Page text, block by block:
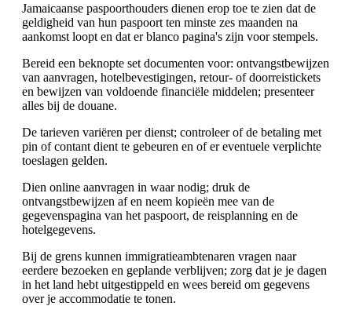
Jamaicaanse paspoorthouders dienen erop toe te zien dat de
geldigheid van hun paspoort ten minste zes maanden na
aankomst loopt en dat er blanco pagina's zijn voor stempels.
Bereid een beknopte set documenten voor: ontvangstbewijzen
van aanvragen, hotelbevestigingen, retour- of doorreistickets
en bewijzen van voldoende financiële middelen; presenteer
alles bij de douane.
De tarieven variëren per dienst; controleer of de betaling met
pin of contant dient te gebeuren en of er eventuele verplichte
toeslagen gelden.
Dien online aanvragen in waar nodig; druk de
ontvangstbewijzen af en neem kopieën mee van de
gegevenspagina van het paspoort, de reisplanning en de
hotelgegevens.
Bij de grens kunnen immigratieambtenaren vragen naar
eerdere bezoeken en geplande verblijven; zorg dat je je dagen
in het land hebt uitgestippeld en wees bereid om gegevens
over je accommodatie te tonen.